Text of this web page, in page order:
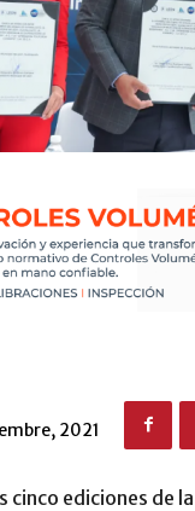
2021
cinco ediciones de